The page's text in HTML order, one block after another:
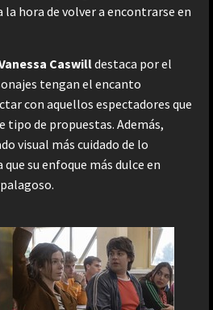
hora de volver a encontrarse en
Caswilldestaca por el
tengan el encanto
con aquellos espectadores que
tipo de propuestas. Además,
visual más cuidado de lo
su enfoque más dulce en